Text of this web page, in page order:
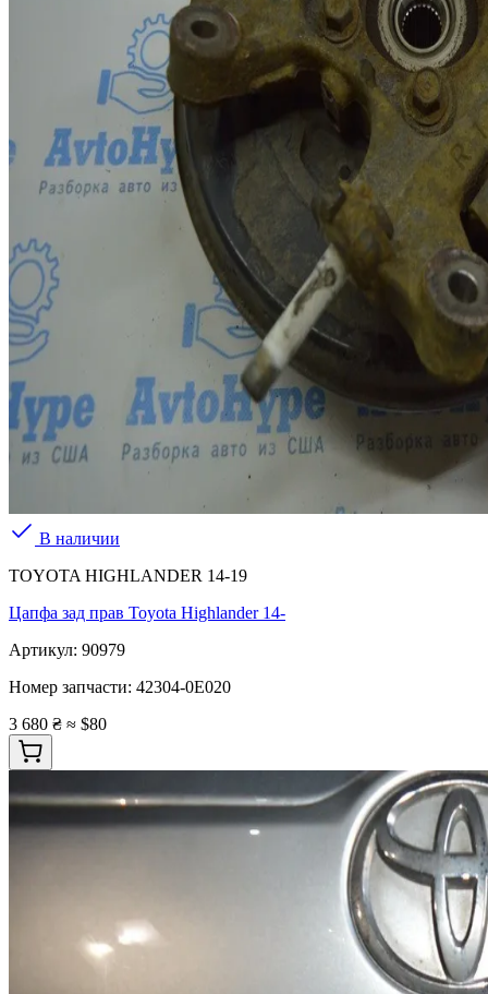
В наличии
TOYOTA HIGHLANDER 14-19
Цапфа зад прав Toyota Highlander 14-
Артикул: 90979
Номер запчасти: 42304-0E020
3 680 ₴ ≈ $80